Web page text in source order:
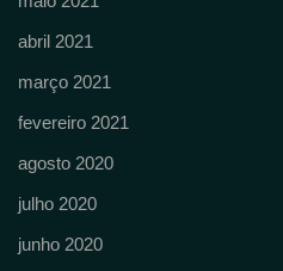
abril 2021
março 2021
fevereiro 2021
agosto 2020
julho 2020
junho 2020